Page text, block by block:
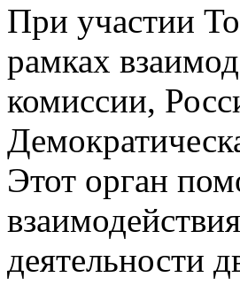
При участии
рамках
комиссии,
Этот орган
деятельности